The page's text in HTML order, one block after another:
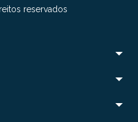
reservados